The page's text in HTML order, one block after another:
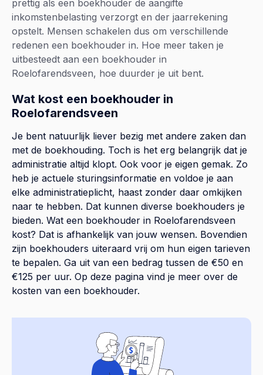
prettig als een boekhouder de aangifte
inkomstenbelasting verzorgt en der jaarrekening
opstelt. Mensen schakelen dus om verschillende
redenen een boekhouder in. Hoe meer taken je
uitbesteedt aan een boekhouder in
Roelofarendsveen, hoe duurder je uit bent.
Wat kost een boekhouder in
Roelofarendsveen
Je bent natuurlijk liever bezig met andere zaken dan
met de boekhouding. Toch is het erg belangrijk dat je
administratie altijd klopt. Ook voor je eigen gemak. Zo
heb je actuele sturingsinformatie en voldoe je aan
elke administratieplicht, haast zonder daar omkijken
naar te hebben. Dat kunnen diverse boekhouders je
bieden. Wat een boekhouder in Roelofarendsveen
kost? Dat is afhankelijk van jouw wensen. Bovendien
zijn boekhouders uiteraard vrij om hun eigen tarieven
te bepalen. Ga uit van een bedrag tussen de €50 en
€125 per uur. Op deze pagina vind je meer over de
kosten van een boekhouder.